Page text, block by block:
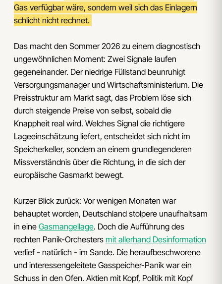
Gas verfügbar wäre, sondern weil sich das Einlagern
schlicht nicht rechnet.
Das macht den Sommer 2026 zu einem diagnostisch
ungewöhnlichen Moment: Zwei Signale laufen
gegeneinander. Der niedrige Füllstand beunruhigt
Versorgungsmanager und Wirtschaftsministerium. Die
Preisstruktur am Markt sagt, das Problem löse sich
durch steigende Preise von selbst, sobald die
Knappheit real wird. Welches Signal die richtigere
Lageeinschätzung liefert, entscheidet sich nicht im
Speicherkeller, sondern an einem grundlegenderen
Missverständnis über die Richtung, in die sich der
europäische Gasmarkt bewegt.
Kurzer Blick zurück: Vor wenigen Monaten war
behauptet worden, Deutschland stolpere unaufhaltsam
in eine Gasmangellage. Doch die Aufführung des
rechten Panik-Orchesters mit allerhand Desinformation
verlief - natürlich - im Sande. Die heraufbeschworene
und interessengeleitete Gasspeicher-Panik war ein
Schuss in den Ofen. Aktien mit Kopf, Politik mit Kopf